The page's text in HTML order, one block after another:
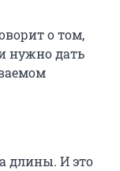
о том,
нужно дать
длины. И это